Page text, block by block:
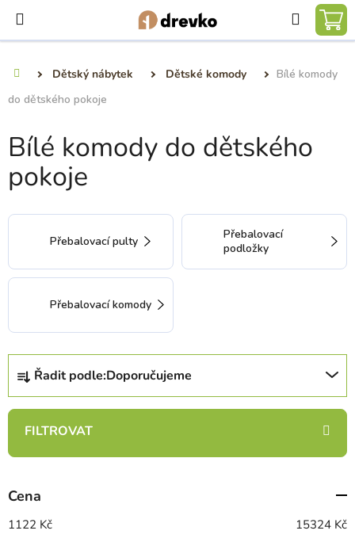
obsah
Hledat
Dětský nábytek Dětské komody
Bílé komody
do dětského pokoje
Bílé komody do dětského
pokoje
Přebalovací pulty
Přebalovací
podložky
Přebalovací komody
Ř
z
n
p
r
o
Řadit podle:Doporučujeme
Cena
1122 Kč 15324 Kč